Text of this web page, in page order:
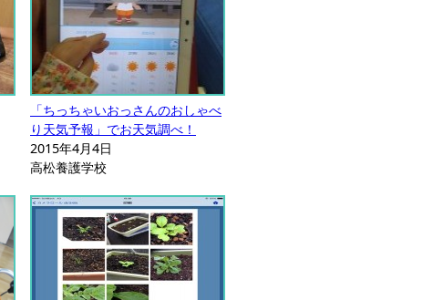
「ちっちゃいおっさんのおしゃべ
り天気予報」でお天気調べ！
2015年4月4日
高松養護学校